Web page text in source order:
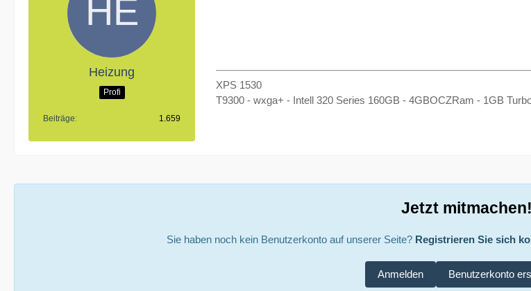
Heizung
Profi
Beiträge 1.659
XPS 1530
T9300 - wxga+ - Intell 320 Series 160GB - 4GBOCZRam - 1GB
Jetzt mitmachen!
Sie haben noch kein Benutzerkonto auf unserer Seite? Registrieren Sie sich
Benutzerkonto
Anmelden